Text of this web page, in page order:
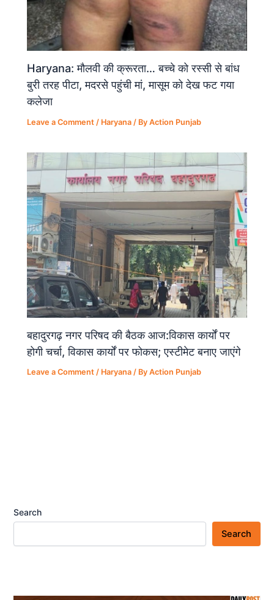
Haryana: मौलवी की क्रूरता… बच्चे को रस्सी से बांध
बुरी तरह पीटा, मदरसे पहुंची मां, मासूम को देख फट गया
कलेजा
Leave a Comment / Haryana / ByAction Punjab
बहादुरगढ़ नगर परिषद की बैठक आज:विकास कार्यों पर
होगी चर्चा, विकास कार्यों पर फोकस; एस्टीमेट बनाए जाएंगे
Leave a Comment / Haryana / ByAction Punjab
Search
Search